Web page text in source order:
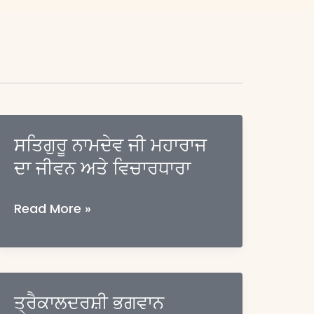
ਸਤਿਗੁਰੂ ਨਾਮਦੇਵ ਜੀ ਮਹਾਰਾਜ
ਦਾ ਜੀਵਨ ਅਤੇ ਵਿਚਾਰਧਾਰਾ
ਸਤਿਗੁਰੂ
ਜੀ
ਜੀਵਨ
Read More »
ਤ੍ਰੈਕਾਲਦਰਸ਼ੀ ਭਗਵਾਨ